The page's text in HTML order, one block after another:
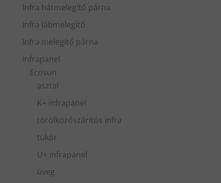
Infra hátmelegítő párna
Infra lábmelegítő
Infra melegítő párna
Infrapanel
Ecosun
asztal
K+ infrapanel
törölközőszárítós infra
tükör
U+ infrapanel
üveg